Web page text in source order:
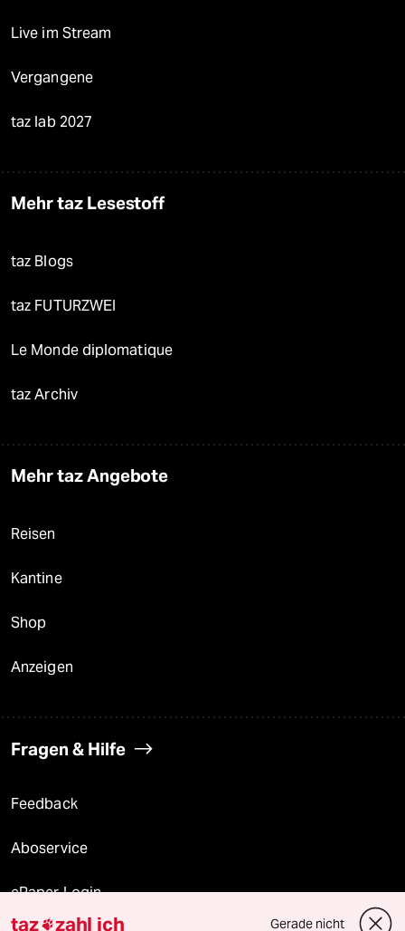
Live im Stream
Vergangene
taz lab 2027
Mehr taz Lesestoff
taz Blogs
taz FUTURZWEI
Le Monde diplomatique
taz Archiv
Mehr taz Angebote
Reisen
Kantine
Shop
Anzeigen
Fragen & Hilfe
Feedback
Aboservice
ePaper Login
taz zahl ich Gerade nicht